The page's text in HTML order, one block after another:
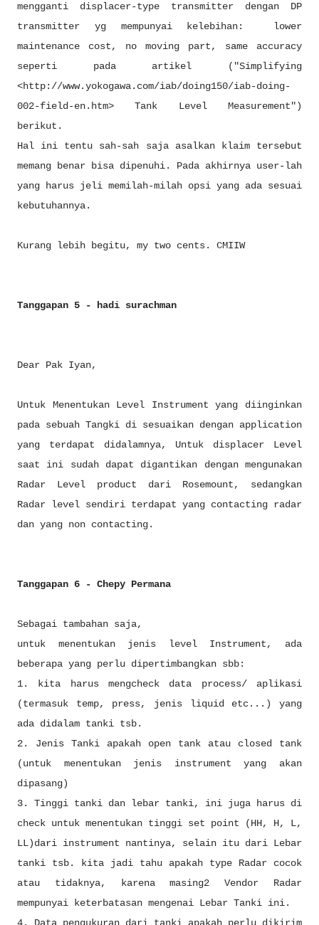
mengganti displacer-type transmitter dengan DP
transmitter yg mempunyai kelebihan: lower
maintenance cost, no moving part, same accuracy
seperti pada artikel ("Simplifying
<http://www.yokogawa.com/iab/doing150/iab-doing-
002-field-en.htm> Tank Level Measurement")
berikut.
Hal ini tentu sah-sah saja asalkan klaim tersebut
memang benar bisa dipenuhi. Pada akhirnya user-lah
yang harus jeli memilah-milah opsi yang ada sesuai
kebutuhannya.
Kurang lebih begitu, my two cents. CMIIW
Tanggapan 5 - hadi surachman
Dear Pak Iyan,
Untuk Menentukan Level Instrument yang diinginkan
pada sebuah Tangki di sesuaikan dengan application
yang terdapat didalamnya, Untuk displacer Level
saat ini sudah dapat digantikan dengan mengunakan
Radar Level product dari Rosemount, sedangkan
Radar level sendiri terdapat yang contacting radar
dan yang non contacting.
Tanggapan 6 - Chepy Permana
Sebagai tambahan saja,
untuk menentukan jenis level Instrument, ada
beberapa yang perlu dipertimbangkan sbb:
1. kita harus mengcheck data process/ aplikasi
(termasuk temp, press, jenis liquid etc...) yang
ada didalam tanki tsb.
2. Jenis Tanki apakah open tank atau closed tank
(untuk menentukan jenis instrument yang akan
dipasang)
3. Tinggi tanki dan lebar tanki, ini juga harus di
check untuk menentukan tinggi set point (HH, H, L,
LL)dari instrument nantinya, selain itu dari Lebar
tanki tsb. kita jadi tahu apakah type Radar cocok
atau tidaknya, karena masing2 Vendor Radar
mempunyai keterbatasan mengenai Lebar Tanki ini.